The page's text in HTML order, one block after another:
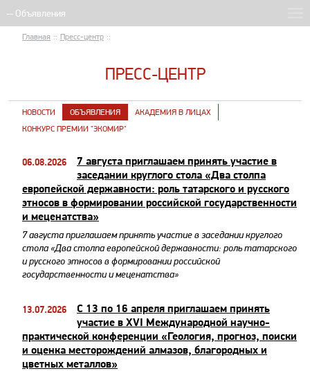
Главная :: Пресс-центр ::
ПРЕСС-ЦЕНТР
НОВОСТИ ОБЪЯВЛЕНИЯ
АКАДЕМИЯ В ЛИЦАХ
КОНКУРС ПРЕМИИ "ЭКОМИР"
06.08.2026
7 августа приглашаем принять участие в
заседании круглого стола «Два столпа
европейской державности: роль татарского и русского
этносов в формировании российской государственности
и меценатства»
7 августа приглашаем принять участие в заседании круглого
стола «Два столпа европейской державности: роль татарского
и русского этносов в формировании российской
государственности и меценатства»
13.07.2026
С 13 по 16 апреля приглашаем принять
участие в XVI Международной научно-
практической конференции «Геология, прогноз, поиски
и оценка месторождений алмазов, благородных и
цветных металлов»